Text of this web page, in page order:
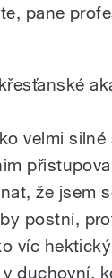
pane
velmi silné
že jsem
postní,
víc
duchovní,